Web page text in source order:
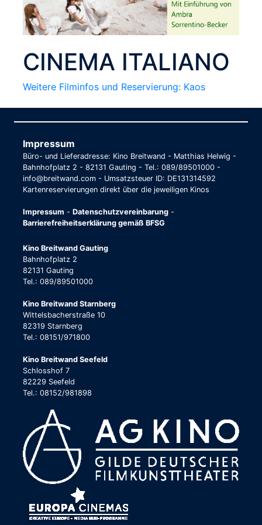
CINEMA ITALIANO
Weitere Filminfos und Reservierung: Kaos
Impressum
Büro- und Lieferadresse: Kino Breitwand - Matthias Helwig -
Bahnhofplatz 2 - 82131 Gauting - Tel.: 089/89501000 -
info@breitwand.com - Umsatzsteuer ID: DE131314592
Kartenreservierungen direkt über die jeweiligen Kinos
Impressum - Datenschutzvereinbarung -
Barrierefreiheitserklärung gemäß BFSG
Kino Breitwand Gauting
Bahnhofplatz 2
82131 Gauting
Tel.: 089/89501000
Kino Breitwand Starnberg
Wittelsbacherstraße 10
82319 Starnberg
Tel.: 08151/971800
Kino Breitwand Seefeld
Schlosshof 7
82229 Seefeld
Tel.: 08152/981898